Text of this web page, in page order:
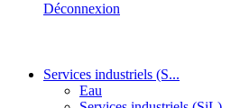
Déconnexion
Services industriels (S...
Eau